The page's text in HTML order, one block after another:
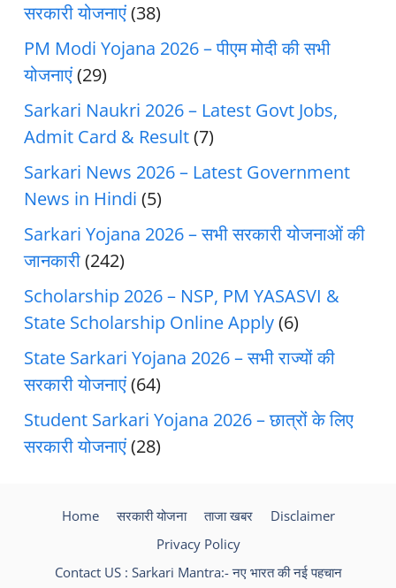
सरकारी योजनाएं(38)
PM Modi Yojana 2026 – पीएम मोदी की सभी
योजनाएं(29)
Sarkari Naukri 2026 – Latest Govt Jobs,
Admit Card & Result(7)
Sarkari News 2026 – Latest Government
News in Hindi (5)
Sarkari Yojana 2026 – सभी सरकारी योजनाओं की
जानकारी(242)
Scholarship 2026 – NSP, PM YASASVI &
State Scholarship Online Apply(6)
State Sarkari Yojana 2026 – सभी राज्यों की
सरकारी योजनाएं(64)
Student Sarkari Yojana 2026 – छात्रों के लिए
सरकारी योजनाएं(28)
Home सरकारी योजना ताजा खबर
Disclaimer
Privacy Policy
Contact US : Sarkari Mantra:- नए भारत की नई पहचान